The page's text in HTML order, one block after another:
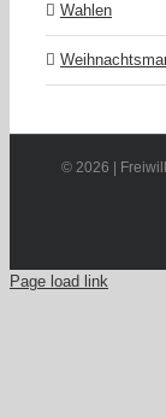
Wahlen
© 2026 |
Page load link